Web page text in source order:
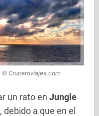
© Cruceroviajes.com
un rato en Jungle
, debido a que en el